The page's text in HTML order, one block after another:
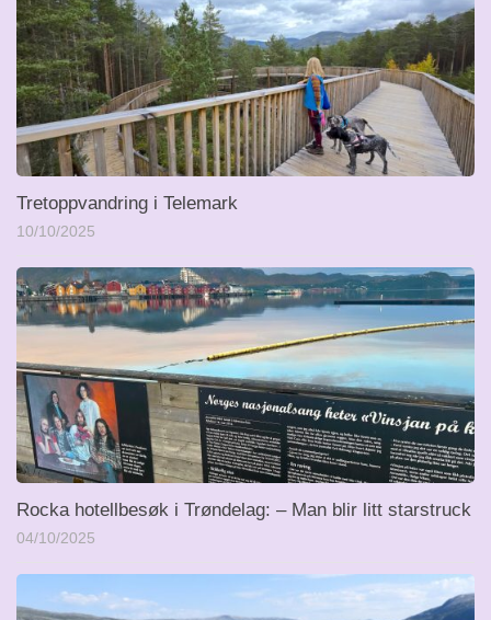
Tretoppvandring i Telemark
10/10/2025
Rocka hotellbesøk i Trøndelag: – Man blir litt starstruck
04/10/2025